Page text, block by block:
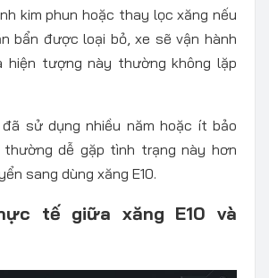
kim phun hoặc thay lọc xăng nếu
bẩn được loại bỏ, xe sẽ vận hành
hiện tượng này thường không lặp
sử dụng nhiều năm hoặc ít bảo
dễ gặp tình trạng này hơn
sang dùng xăng E10.
tế giữa xăng E10 và